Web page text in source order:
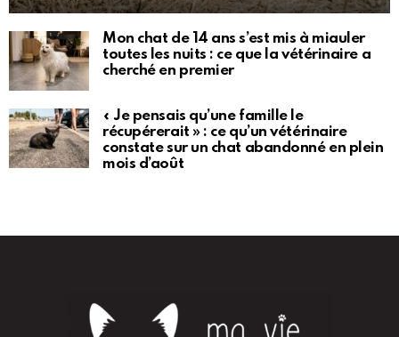
Mon chat de 14 ans s’est mis à miauler
toutes les nuits : ce que la vétérinaire a
cherché en premier
« Je pensais qu’une famille le
récupérerait » : ce qu’un vétérinaire
constate sur un chat abandonné en plein
mois d’août